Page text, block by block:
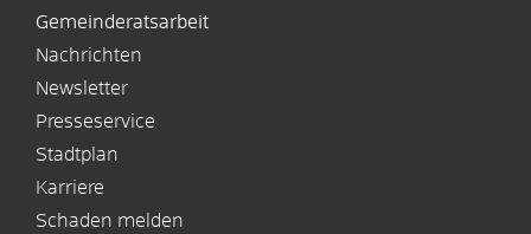
Gemeinderatsarbeit
Nachrichten
Newsletter
Presseservice
Stadtplan
Karriere
Schaden melden